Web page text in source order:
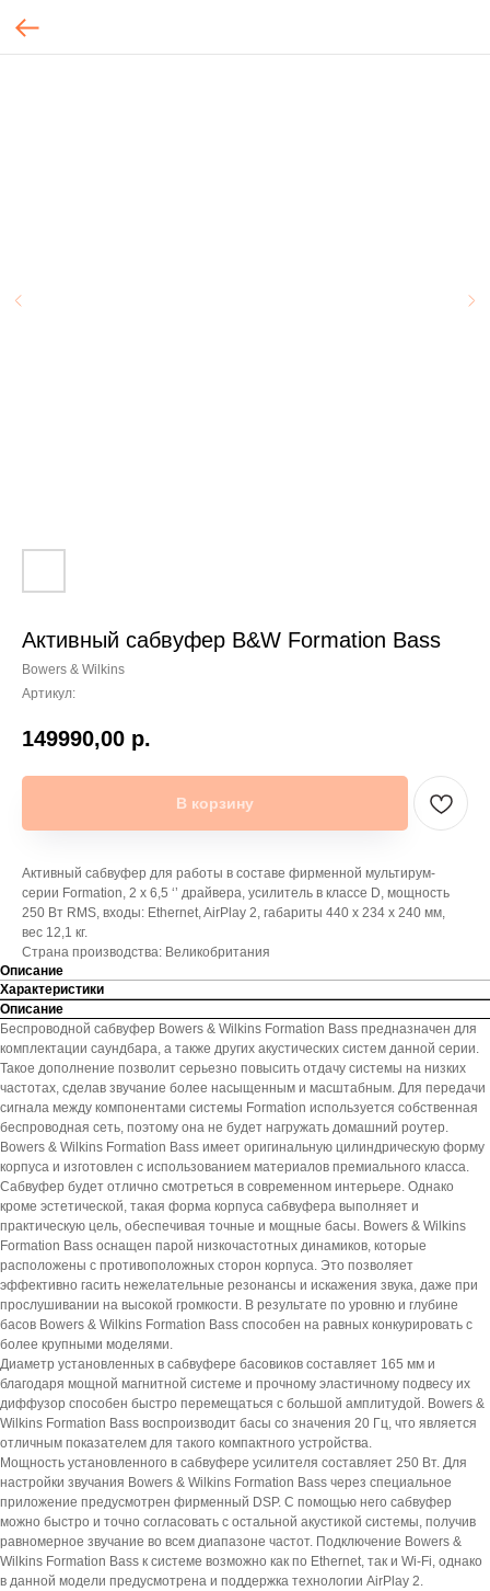
Активный сабвуфер B&W Formation Bass
Bowers & Wilkins
Артикул:
149990,00 р.
В корзину
Активный cабвуфер для работы в составе фирменной мультирум-
серии Formation, 2 х 6,5 ‘’ драйвера, усилитель в классе D, мощность
250 Вт RMS, входы: Ethernet, AirPlay 2, габариты 440 x 234 x 240 мм,
вес 12,1 кг.
Страна производства: Великобритания
Описание
Характеристики
Описание
Беспроводной сабвуфер Bowers & Wilkins Formation Bass предназначен для
комплектации саундбара, а также других акустических систем данной серии.
Такое дополнение позволит серьезно повысить отдачу системы на низких
частотах, сделав звучание более насыщенным и масштабным. Для передачи
сигнала между компонентами системы Formation используется собственная
беспроводная сеть, поэтому она не будет нагружать домашний роутер.
Bowers & Wilkins Formation Bass имеет оригинальную цилиндрическую форму
корпуса и изготовлен с использованием материалов премиального класса.
Сабвуфер будет отлично смотреться в современном интерьере. Однако
кроме эстетической, такая форма корпуса сабвуфера выполняет и
практическую цель, обеспечивая точные и мощные басы. Bowers & Wilkins
Formation Bass оснащен парой низкочастотных динамиков, которые
расположены с противоположных сторон корпуса. Это позволяет
эффективно гасить нежелательные резонансы и искажения звука, даже при
прослушивании на высокой громкости. В результате по уровню и глубине
басов Bowers & Wilkins Formation Bass способен на равных конкурировать с
более крупными моделями.
Диаметр установленных в сабвуфере басовиков составляет 165 мм и
благодаря мощной магнитной системе и прочному эластичному подвесу их
диффузор способен быстро перемещаться с большой амплитудой. Bowers &
Wilkins Formation Bass воспроизводит басы со значения 20 Гц, что является
отличным показателем для такого компактного устройства.
Мощность установленного в сабвуфере усилителя составляет 250 Вт. Для
настройки звучания Bowers & Wilkins Formation Bass через специальное
приложение предусмотрен фирменный DSP. С помощью него сабвуфер
можно быстро и точно согласовать с остальной акустикой системы, получив
равномерное звучание во всем диапазоне частот. Подключение Bowers &
Wilkins Formation Bass к системе возможно как по Ethernet, так и Wi-Fi, однако
в данной модели предусмотрена и поддержка технологии AirPlay 2.